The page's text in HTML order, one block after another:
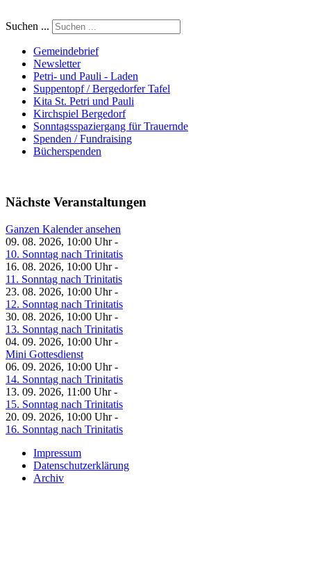
Suchen ...
Gemeindebrief
Newsletter
Petri- und Pauli - Laden
Suppentopf / Bergedorfer Tafel
Kita St. Petri und Pauli
Kirchspiel Bergedorf
Sonntagsspaziergang für Trauernde
Spenden / Fundraising
Bücherspenden
Nächste Veranstaltungen
Ganzen Kalender ansehen
09. 08. 2026, 10:00 Uhr -
10. Sonntag nach Trinitatis
16. 08. 2026, 10:00 Uhr -
11. Sonntag nach Trinitatis
23. 08. 2026, 10:00 Uhr -
12. Sonntag nach Trinitatis
30. 08. 2026, 10:00 Uhr -
13. Sonntag nach Trinitatis
04. 09. 2026, 10:00 Uhr -
Mini Gottesdienst
06. 09. 2026, 10:00 Uhr -
14. Sonntag nach Trinitatis
13. 09. 2026, 11:00 Uhr -
15. Sonntag nach Trinitatis
20. 09. 2026, 10:00 Uhr -
16. Sonntag nach Trinitatis
Impressum
Datenschutzerklärung
Archiv